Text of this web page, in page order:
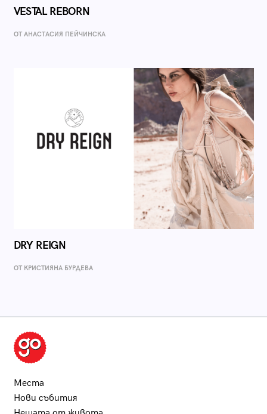
VESTAL REBORN
ОТ AНАСТАСИЯ ПЕЙЧИНСКА
DRY REIGN
ОТ КРИСТИЯНА БУРДЕВА
Места
Нови събития